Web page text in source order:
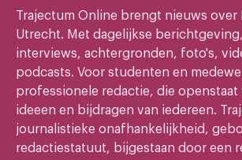
Trajectum Online brengt nieuws over
Utrecht. Met dagelijkse
interviews, achtergronden, foto's,
podcasts. Voor studenten en
professionele redactie, die
ideeen en bijdragen van iedereen.
journalistieke onafhankelijkheid,
redactiestatuut, bijgestaan door een